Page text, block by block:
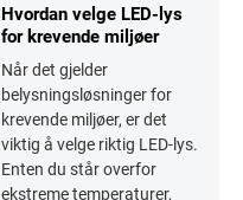
Hvordan velge LED-lys
for krevende miljøer
Når det gjelder
belysningsløsninger for
krevende miljøer, er det
viktig å velge riktig LED-lys.
Enten du står overfor
ekstreme temperaturer,